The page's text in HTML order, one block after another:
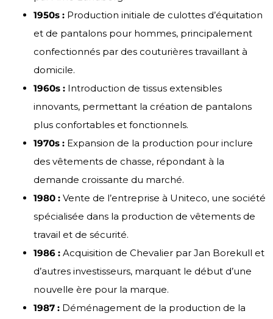
1950s : Production initiale de culottes d’équitation
et de pantalons pour hommes, principalement
confectionnés par des couturières travaillant à
domicile.
1960s : Introduction de tissus extensibles
innovants, permettant la création de pantalons
plus confortables et fonctionnels.
1970s : Expansion de la production pour inclure
des vêtements de chasse, répondant à la
demande croissante du marché.
1980 : Vente de l’entreprise à Uniteco, une société
spécialisée dans la production de vêtements de
travail et de sécurité.
1986 : Acquisition de Chevalier par Jan Borekull et
d’autres investisseurs, marquant le début d’une
nouvelle ère pour la marque.
1987 : Déménagement de la production de la